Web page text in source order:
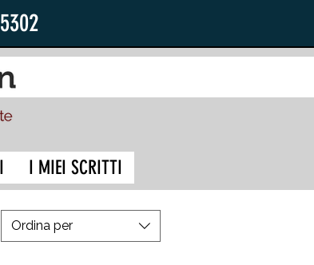
I MIEI SCRITTI
Ordina per